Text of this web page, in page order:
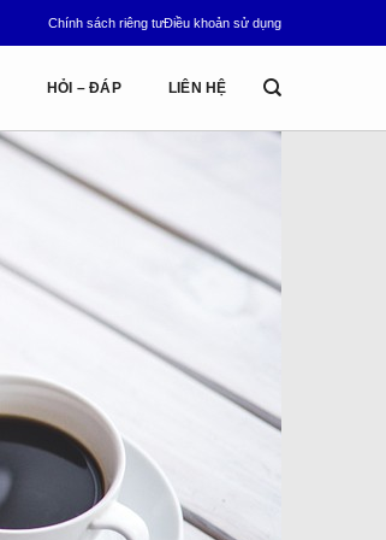
Chính sách riêng tưĐiều khoản sử dụng
HỎI – ĐÁP LIÊN HỆ